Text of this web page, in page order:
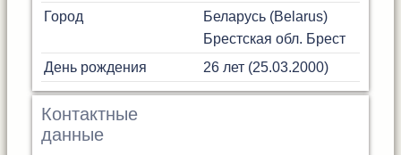
Город
Беларусь (Belarus)
Брестская обл. Брест
День рождения
26 лет (25.03.2000)
Контактные
данные